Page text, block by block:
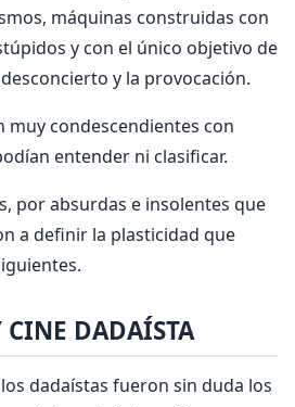
máquinas construidas con
y con el único objetivo de
y la provocación.
muy condescendientes con
entender ni clasificar.
por absurdas e insolentes que
a definir la plasticidad que
CINE DADAÍSTA
dadaístas fueron sin duda los